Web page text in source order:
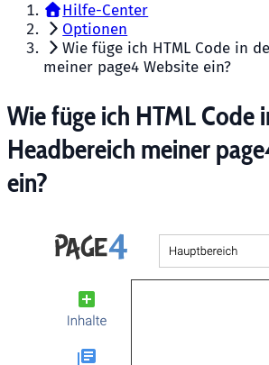
Hilfe-Center
Optionen
Wie füge ich HTML Code in
meiner page4 Website ein?
Wie füge ich HTML Code
Headbereich meiner
ein?